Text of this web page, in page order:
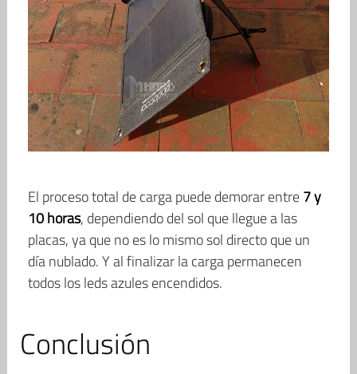
El proceso total de carga puede demorar entre7 y
10 horas, dependiendo del sol que llegue a las
placas, ya que no es lo mismo sol directo que un
día nublado. Y al finalizar la carga permanecen
todos los leds azules encendidos.
Conclusión